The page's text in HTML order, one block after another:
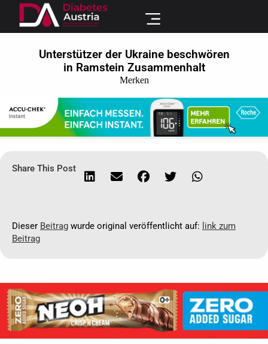
Unterstützer der Ukraine beschwören
in Ramstein Zusammenhalt
Merken
Share This Post
Dieser Beitrag wurde original veröffentlicht auf: link zum
Beitrag